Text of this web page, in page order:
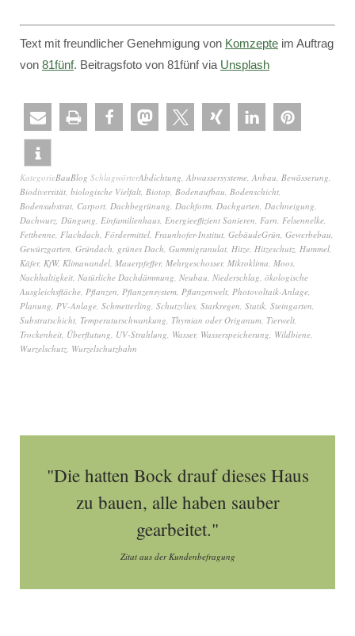
Text mit freundlicher Genehmigung von Komzepte im Auftrag
von 81fünf. Beitragsfoto von 81fünf via Unsplash
KategorieBauBlog SchlagwörterAbdichtung, Abwassersysteme, Anbau, Bewässerung,
Biodiversität, biologische Vielfalt, Biotop, Bodenaufbau, Bodenschicht,
Bodensubstrat, Carport, Dachbegrünung, Dachform, Dachgarten, Dachneigung,
Dachwurz, Düngung, Einfamilienhaus, Energieeffizient Sanieren, Farn, Felsennelke,
Fetthenne, Flachdach, Fördermittel, Fraunhofer-Institut, GebäudeGrün, Gewerbebau,
Gewürzgarten, Gründach, grünes Dach, Gummigranulat, Hitze, Hitzeschutz, Hummel,
Käfer, KfW, Klimawandel, Mauerpfeffer, Mehrgeschosser, Mikroklima, Moos,
Nachhaltigkeit, Natürliche Dachdämmung, Neubau, Niederschlag, ökologische
Ausgleichsfläche, Pflanzen, Pflanzensystem, Pflanzenwelt, Photovoltaik-Anlage,
Planung, PV-Anlage, Schmetterling, Schutzvlies, Starkregen, Statik, Steingarten,
Substratschicht, Temperaturschwankung, Thymian oder Origanum, Tierwelt,
Trockenheit, Überflutung, UV-Strahlung, Wasser, Wasserspeicherung, Wildbiene,
Wurzelschutz, Wurzelschutzbahn
"Die hatten Bock drauf dieses Haus
zu bauen, alle haben sauber
gearbeitet."
Zitat aus der Kundenbefragung